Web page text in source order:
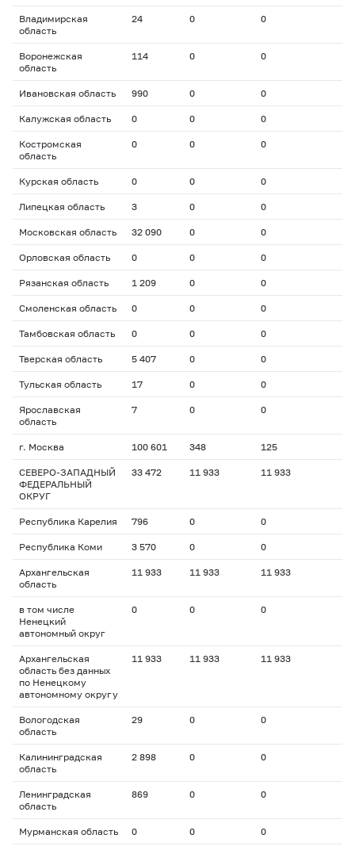
Владимирская
область
24 0 0
Воронежская
область
114 0 0
Ивановская область 990 0 0
Калужская область 0 0 0
Костромская
область
0 0 0
Курская область 0 0 0
Липецкая область 3 0 0
Московская область 32 090 0 0
Орловская область 0 0 0
Рязанская область 1 209 0 0
Смоленская область 0 0 0
Тамбовская область 0 0 0
Тверская область 5 407 0 0
Тульская область 17 0 0
Ярославская
область
7 0 0
г. Москва 100 601 348 125
СЕВЕРО-ЗАПАДНЫЙ
ФЕДЕРАЛЬНЫЙ
ОКРУГ
33 472 11 933 11 933
Республика Карелия 796 0 0
Республика Коми 3 570 0 0
Архангельская
область
11 933 11 933 11 933
в том числе
Ненецкий
автономный округ
0 0 0
Архангельская
область без данных
по Ненецкому
автономному округу
11 933 11 933 11 933
Вологодская
область
29 0 0
Калининградская
область
2 898 0 0
Ленинградская
область
869 0 0
Мурманская область 0 0 0